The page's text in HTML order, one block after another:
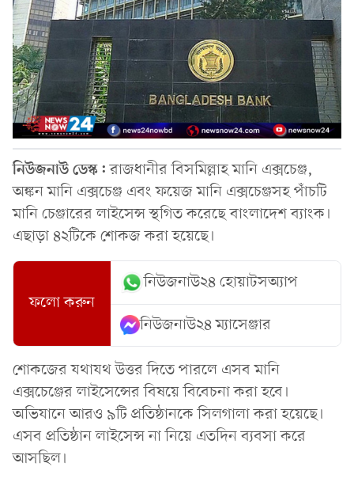
নিউজনাউ ডেস্ক:রাজধানীর বিসমিল্লাহ মানি এক্সচেঞ্জ,
অঙ্কন মানি এক্সচেঞ্জ এবং ফয়েজ মানি এক্সচেঞ্জসহ পাঁচটি
মানি চেঞ্জারের লাইসেন্স স্থগিত করেছে বাংলাদেশ ব্যাংক।
এছাড়া ৪২টিকে শোকজ করা হয়েছে।
ফলো করুন
নিউজনাউ২৪ হোয়াটসঅ্যাপ
নিউজনাউ২৪ ম্যাসেঞ্জার
শোকজের যথাযথ উত্তর দিতে পারলে এসব মানি
এক্সচেঞ্জের লাইসেন্সের বিষয়ে বিবেচনা করা হবে।
অভিযানে আরও ৯টি প্রতিষ্ঠানকে সিলগালা করা হয়েছে।
এসব প্রতিষ্ঠান লাইসেন্স না নিয়ে এতদিন ব্যবসা করে
আসছিল।